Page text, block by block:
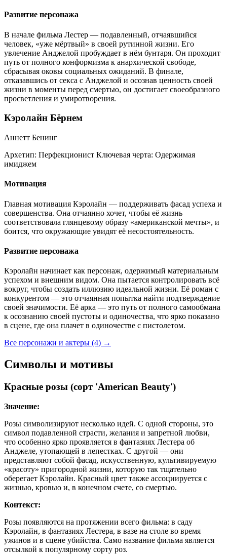
Развитие персонажа
В начале фильма Лестер — подавленный, отчаявшийся
человек, «уже мёртвый» в своей рутинной жизни. Его
увлечение Анджелой пробуждает в нём бунтаря. Он проходит
путь от полного конформизма к анархической свободе,
сбрасывая оковы социальных ожиданий. В финале,
отказавшись от секса с Анджелой и осознав ценность своей
жизни в моменты перед смертью, он достигает своеобразного
просветления и умиротворения.
Кэролайн Бёрнем
Аннетт Бенинг
Архетип: Перфекционист Ключевая черта: Одержимая
имиджем
Мотивация
Главная мотивация Кэролайн — поддерживать фасад успеха и
совершенства. Она отчаянно хочет, чтобы её жизнь
соответствовала глянцевому образу «американской мечты», и
боится, что окружающие увидят её несостоятельность.
Развитие персонажа
Кэролайн начинает как персонаж, одержимый материальным
успехом и внешним видом. Она пытается контролировать всё
вокруг, чтобы создать иллюзию идеальной жизни. Её роман с
конкурентом — это отчаянная попытка найти подтверждение
своей значимости. Её арка — это путь от полного самообмана
к осознанию своей пустоты и одиночества, что ярко показано
в сцене, где она плачет в одиночестве с пистолетом.
Все персонажи и актеры (4) →
Символы и мотивы
Красные розы (сорт 'American Beauty')
Значение:
Розы символизируют несколько идей. С одной стороны, это
символ подавленной страсти, желания и запретной любви,
что особенно ярко проявляется в фантазиях Лестера об
Анджеле, утопающей в лепестках. С другой — они
представляют собой фасад, искусственную, культивируемую
«красоту» пригородной жизни, которую так тщательно
оберегает Кэролайн. Красный цвет также ассоциируется с
жизнью, кровью и, в конечном счете, со смертью.
Контекст:
Розы появляются на протяжении всего фильма: в саду
Кэролайн, в фантазиях Лестера, в вазе на столе во время
ужинов и в сцене убийства. Само название фильма является
отсылкой к популярному сорту роз.